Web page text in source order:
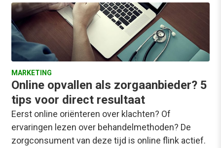
MARKETING
Online opvallen als zorgaanbieder? 5
tips voor direct resultaat
Eerst online oriënteren over klachten? Of
ervaringen lezen over behandelmethoden? De
zorgconsument van deze tijd is online flink actief.